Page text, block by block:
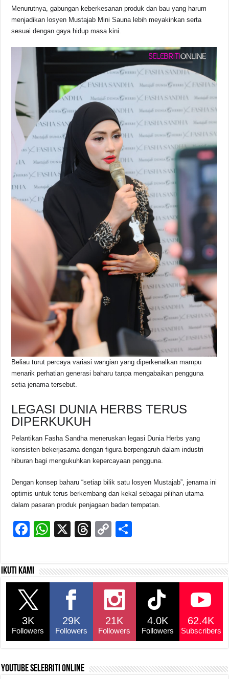
Menurutnya, gabungan keberkesanan produk dan bau yang harum
menjadikan losyen Mustajab Mini Sauna lebih meyakinkan serta
sesuai dengan gaya hidup masa kini.
Beliau turut percaya variasi wangian yang diperkenalkan mampu
menarik perhatian generasi baharu tanpa mengabaikan pengguna
setia jenama tersebut.
LEGASI DUNIA HERBS TERUS
DIPERKUKUH
Pelantikan Fasha Sandha meneruskan legasi Dunia Herbs yang
konsisten bekerjasama dengan figura berpengaruh dalam industri
hiburan bagi mengukuhkan kepercayaan pengguna.
Dengan konsep baharu “setiap bilik satu losyen Mustajab”, jenama ini
optimis untuk terus berkembang dan kekal sebagai pilihan utama
dalam pasaran produk penjagaan badan tempatan.
F
c
e
b
o
o
k
W
s
p
X
T
a
C
y
Li
n
k
e
Ikuti kami
3K
Followers
29K
Followers
21K
Followers
4.0K
Followers
62.4K
Subscribers
YouTube selebriti online